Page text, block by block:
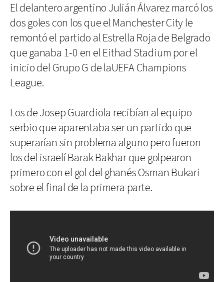
El delantero argentino Julián Álvarez marcó los
dos goles con los que el Manchester City le
remontó el partido al Estrella Roja de Belgrado
que ganaba 1-0 en el Eithad Stadium por el
inicio del Grupo G de laUEFA Champions
League.
Los de Josep Guardiola recibían al equipo
serbio que aparentaba ser un partido que
superarían sin problema alguno pero fueron
los del israelí Barak Bakhar que golpearon
primero con el gol del ghanés Osman Bukari
sobre el final de la primera parte.